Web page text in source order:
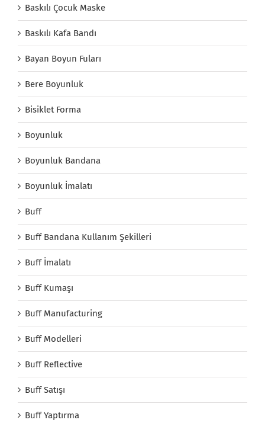
Baskılı Çocuk Maske
Baskılı Kafa Bandı
Bayan Boyun Fuları
Bere Boyunluk
Bisiklet Forma
Boyunluk
Boyunluk Bandana
Boyunluk İmalatı
Buff
Buff Bandana Kullanım Şekilleri
Buff İmalatı
Buff Kumaşı
Buff Manufacturing
Buff Modelleri
Buff Reflective
Buff Satışı
Buff Yaptırma